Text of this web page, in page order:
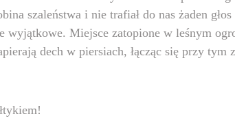
szaleństwa i nie trafiał do nas żaden głos
wyjątkowe. Miejsce zatopione w leśnym
dech w piersiach, łącząc się przy tym